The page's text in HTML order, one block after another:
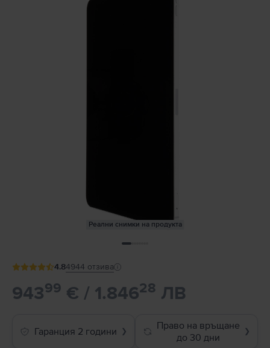
Реални снимки на продукта
4.84944 отзива
94399 € / 1.84628 ЛВ
Гаранция 2 години ❯
Право на връщане
до 30 дни
❯